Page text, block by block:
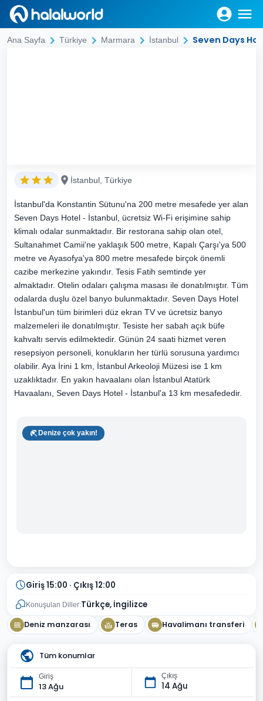
Ana Sayfa Türkiye Marmara İstanbul Seven Days
İstanbul, Türkiye
İstanbul'da Konstantin Sütunu'na 200 metre mesafede yer alan
Seven Days Hotel - İstanbul, ücretsiz Wi-Fi erişimine sahip
klimalı odalar sunmaktadır. Bir restorana sahip olan otel,
Sultanahmet Camii'ne yaklaşık 500 metre, Kapalı Çarşı'ya 500
metre ve Ayasofya'ya 800 metre mesafede birçok önemli
cazibe merkezine yakındır. Tesis Fatih semtinde yer
almaktadır. Otelin odaları çalışma masası ile donatılmıştır. Tüm
odalarda duşlu özel banyo bulunmaktadır. Seven Days Hotel
İstanbul'un tüm birimleri düz ekran TV ve ücretsiz banyo
malzemeleri ile donatılmıştır. Tesiste her sabah açık büfe
kahvaltı servis edilmektedir. Günün 24 saati hizmet veren
resepsiyon personeli, konukların her türlü sorusuna yardımcı
olabilir. Aya İrini 1 km, İstanbul Arkeoloji Müzesi ise 1 km
uzaklıktadır. En yakın havaalanı olan İstanbul Atatürk
Havaalanı, Seven Days Hotel - İstanbul'a 13 km mesafededir.
Denize çok yakın!
Giriş 15:00 · Çıkış 12:00
Konuşulan Diller:Türkçe, İngilizce
Deniz manzarası Teras Havalimanı transferi
Tüm konumlar
Giriş
13 Ağu
Çıkış
14 Ağu